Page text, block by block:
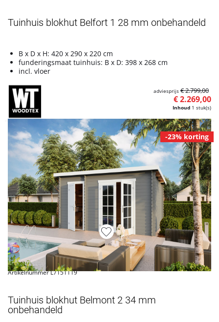
Tuinhuis blokhut Belfort 1 28 mm onbehandeld
B x D x H: 420 x 290 x 220 cm
funderingsmaat tuinhuis: B x D: 398 x 268 cm
incl. vloer
Inhoud 1 stuk(s)
€ 2.269,00
adviesprijs € 2.799,00
-23% korting
Artikelnummer L7151119
Tuinhuis blokhut Belmont 2 34 mm
onbehandeld